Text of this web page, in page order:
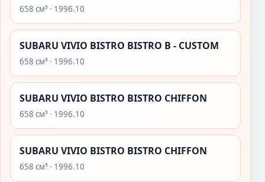
658 см³ · 1996.10
SUBARU VIVIO BISTRO BISTRO B - CUSTOM
658 см³ · 1996.10
SUBARU VIVIO BISTRO BISTRO CHIFFON
658 см³ · 1996.10
SUBARU VIVIO BISTRO BISTRO CHIFFON
658 см³ · 1996.10